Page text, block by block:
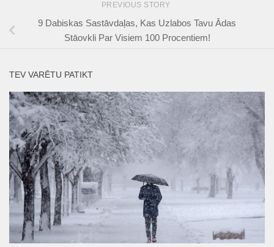
PREVIOUS STORY
9 Dabiskas Sastāvdaļas, Kas Uzlabos Tavu Ādas
Stāovkli Par Visiem 100 Procentiem!
TEV VARĒTU PATIKT